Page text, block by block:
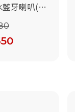
牙喇叭(白